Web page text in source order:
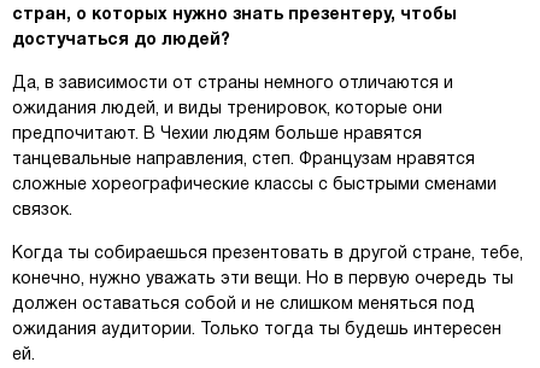
стран, о которых нужно знать презентеру, чтобы
достучаться до людей?
Да, в зависимости от страны немного отличаются и
ожидания людей, и виды тренировок, которые они
предпочитают. В Чехии людям больше нравятся
танцевальные направления, степ. Французам нравятся
сложные хореографические классы с быстрыми сменами
связок.
Когда ты собираешься презентовать в другой стране, тебе,
конечно, нужно уважать эти вещи. Но в первую очередь ты
должен оставаться собой и не слишком меняться под
ожидания аудитории. Только тогда ты будешь интересен
ей.